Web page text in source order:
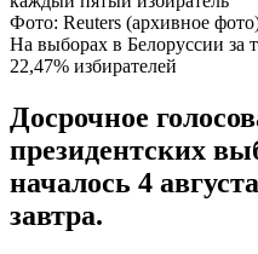
Фото: Reuters (архивное
На выборах в Белоруссии за
22,47% избирателей
Досрочное
президентских
началось 4
завтра.